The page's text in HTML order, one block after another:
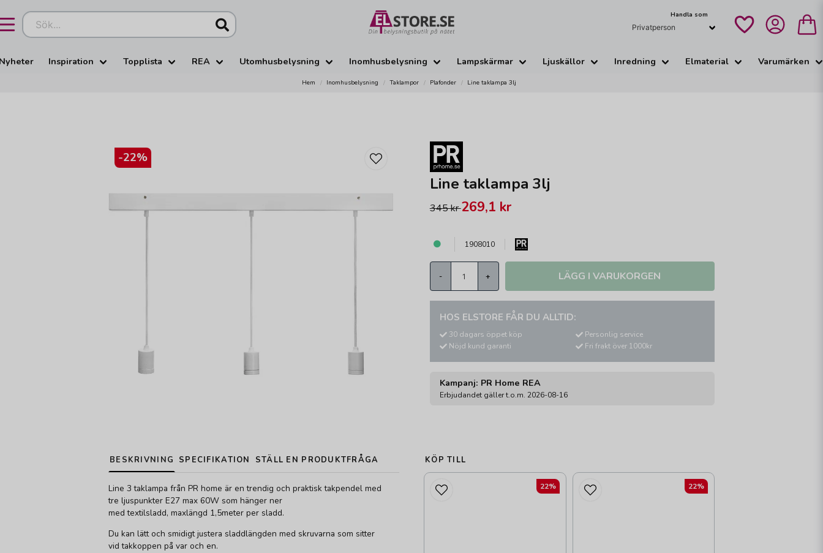
Sök... Handla som
Inspiration Topplista REA Utomhusbelysning Inomhusbelysning Lampskärmar Ljuskällor Inredning Elmaterial Varumärken
Hem Inomhusbelysning Taklampor Plafonder Line taklampa 3lj
-22%
Line taklampa 3lj
345 kr269,1 kr
1908010
- + LÄGG I VARUKORGEN
HOS ELSTORE FÅR DU ALLTID:
30 dagars öppet köp
Nöjd kund garanti
Personlig service
Fri frakt över 1000kr
Kampanj: PR Home REA
Erbjudandet gäller t.o.m. 2026-08-16
BESKRIVNING SPECIFIKATION STÄLL EN PRODUKTFRÅGA
Line 3 taklampa från PR home är en trendig och praktisk takpendel med
tre ljuspunkter E27 max 60W som hänger ner
med textilsladd, maxlängd 1,5meter per sladd.
Du kan lätt och smidigt justera sladdlängden med skruvarna som sitter
vid takkoppen på var och en.
KÖP TILL
22% 22%